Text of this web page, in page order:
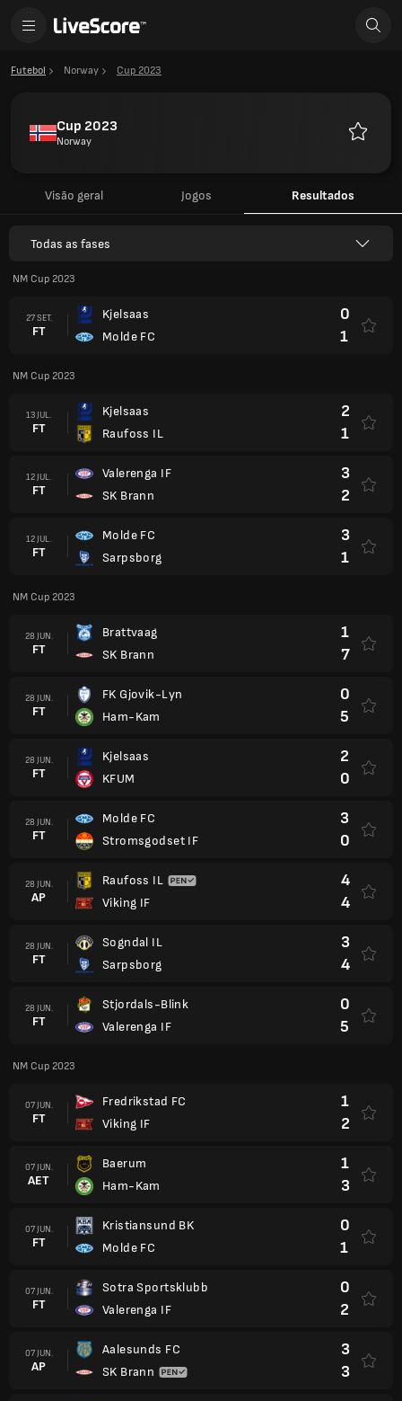
Futebol Norway Cup 2023
Cup 2023
Norway
Visão geral Jogos Resultados
Todas as fases
NM Cup 2023
27 SET.
FT
Kjelsaas
Molde FC
0
1
NM Cup 2023
13 JUL.
FT
Kjelsaas
Raufoss IL
2
1
12 JUL.
FT
Valerenga IF
SK Brann
3
2
12 JUL.
FT
Molde FC
Sarpsborg
3
1
NM Cup 2023
28 JUN.
FT
Brattvaag
SK Brann
1
7
28 JUN.
FT
FK Gjovik-Lyn
Ham-Kam
0
5
28 JUN.
FT
Kjelsaas
KFUM
2
0
28 JUN.
FT
Molde FC
Stromsgodset IF
3
0
28 JUN.
AP
Raufoss IL
Viking IF
4
4
28 JUN.
FT
Sogndal IL
Sarpsborg
3
4
28 JUN.
FT
Stjordals-Blink
Valerenga IF
0
5
NM Cup 2023
07 JUN.
FT
Fredrikstad FC
Viking IF
1
2
07 JUN.
AET
Baerum
Ham-Kam
1
3
07 JUN.
FT
Kristiansund BK
Molde FC
0
1
07 JUN.
FT
Sotra Sportsklubb
Valerenga IF
0
2
07 JUN.
AP
Aalesunds FC
SK Brann
3
3